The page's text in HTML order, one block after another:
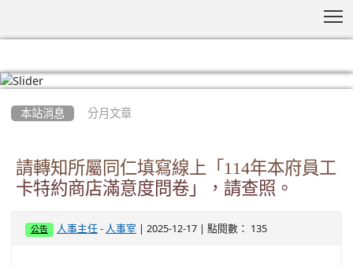
本站消息 分月文章
請轉知所屬同仁填寫線上「114年本府員工
卡特約商店滿意度問卷」，請查照。
公告 人事主任 - 人事室 | 2025-12-17 | 點閱數： 135